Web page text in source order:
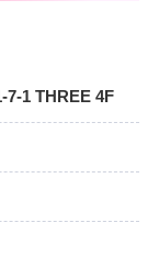
7-1 THREE 4F